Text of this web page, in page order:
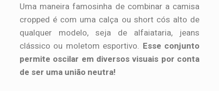
Uma maneira famosinha de combinar a camisa
cropped é com uma calça ou short cós alto de
qualquer modelo, seja de alfaiataria, jeans
clássico ou moletom esportivo. Esse conjunto
permite oscilar em diversos visuais por conta
de ser uma união neutra!